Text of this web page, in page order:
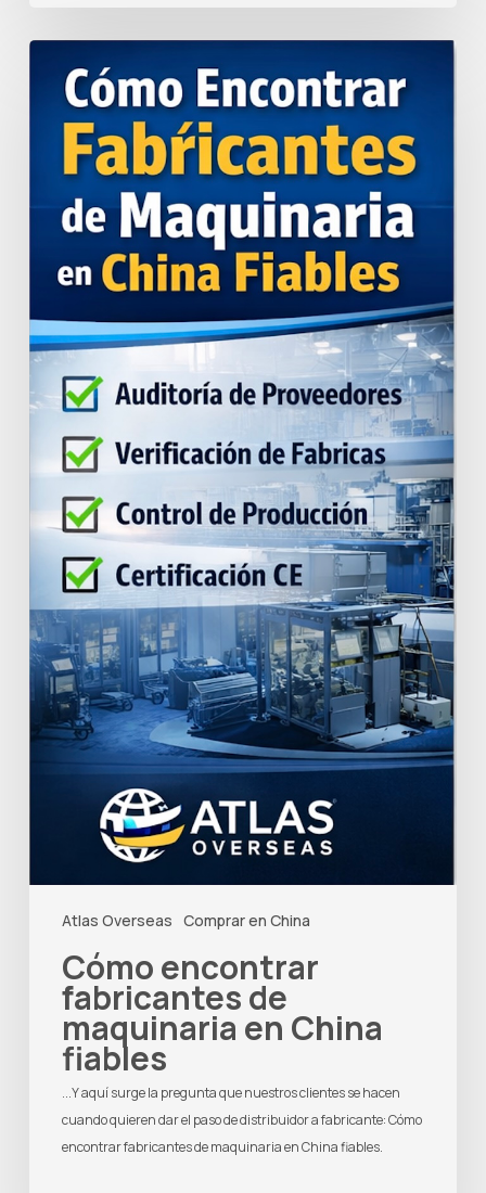
Atlas Overseas Comprar en China
Cómo
encontrar
fabricantes
maquinaria
China
Cómo encontrar
fabricantes de
maquinaria en China
fiables
...Y aquí surge la pregunta que nuestros clientes se hacen
cuando quieren dar el paso de distribuidor a fabricante: Cómo
encontrar fabricantes de maquinaria en China fiables.